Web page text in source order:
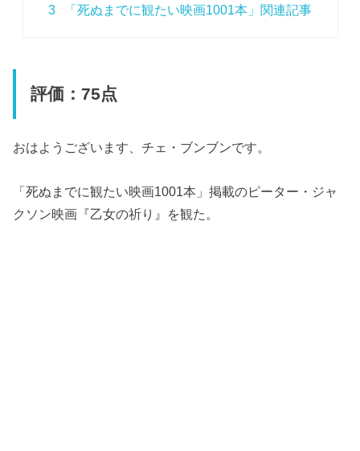
3 「死ぬまでに観たい映画1001本」関連記事
評価：75点
おはようございます、チェ・ブンブンです。
「死ぬまでに観たい映画1001本」掲載のピーター・ジャ
クソン映画『乙女の祈り』を観た。